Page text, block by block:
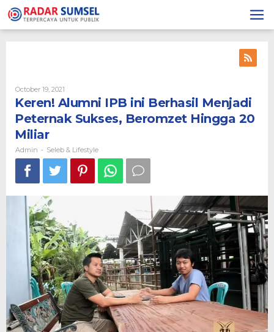
Skip
to
content
October 19, 2021
Admin
Keren! Alumni IPB ini Berhasil Menjadi
Peternak Sukses, Beromzet Hingga 20
Miliar
Admin - Seleb & Lifestyle